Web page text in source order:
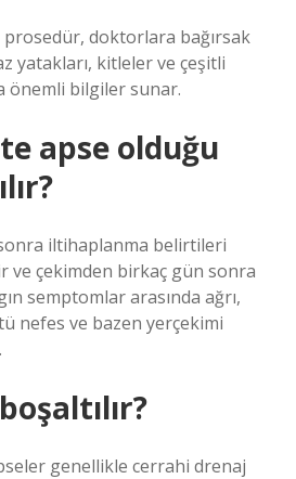
prosedür, doktorlara bağırsak
yatakları, kitleler ve çeşitli
önemli bilgiler sunar.
apse olduğu
iltihaplanma belirtileri
ve çekimden birkaç gün sonra
semptomlar arasında ağrı,
nefes ve bazen yerçekimi
genellikle cerrahi drenaj